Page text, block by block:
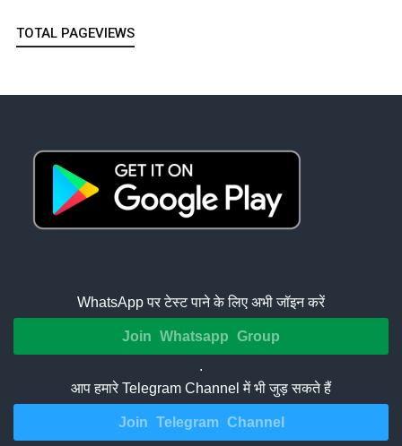
TOTAL PAGEVIEWS
WhatsApp पर टेस्ट पाने के लिए अभी जॉइन करें
Join Whatsapp Group
.
आप हमारे Telegram Channel में भी जुड़ सकते हैं
Join Telegram Channel